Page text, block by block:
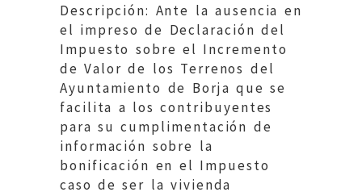
Descripción: Ante la ausencia en
el impreso de Declaración del
Impuesto sobre el Incremento
de Valor de los Terrenos del
Ayuntamiento de Borja que se
facilita a los contribuyentes
para su cumplimentación de
información sobre la
bonificación en el Impuesto
caso de ser la vivienda